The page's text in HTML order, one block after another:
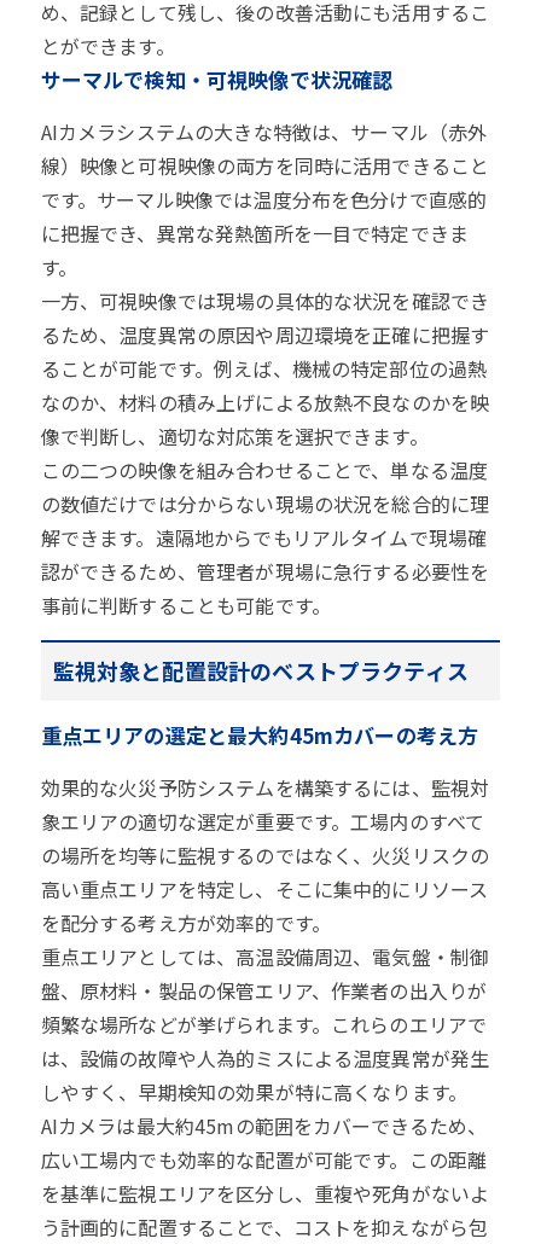
め、記録として残し、後の改善活動にも活用するこ
とができます。
サーマルで検知・可視映像で状況確認
AIカメラシステムの大きな特徴は、サーマル（赤外
線）映像と可視映像の両方を同時に活用できること
です。サーマル映像では温度分布を色分けで直感的
に把握でき、異常な発熱箇所を一目で特定できま
す。
一方、可視映像では現場の具体的な状況を確認でき
るため、温度異常の原因や周辺環境を正確に把握す
ることが可能です。例えば、機械の特定部位の過熱
なのか、材料の積み上げによる放熱不良なのかを映
像で判断し、適切な対応策を選択できます。
この二つの映像を組み合わせることで、単なる温度
の数値だけでは分からない現場の状況を総合的に理
解できます。遠隔地からでもリアルタイムで現場確
認ができるため、管理者が現場に急行する必要性を
事前に判断することも可能です。
監視対象と配置設計のベストプラクティス
重点エリアの選定と最大約45mカバーの考え方
効果的な火災予防システムを構築するには、監視対
象エリアの適切な選定が重要です。工場内のすべて
の場所を均等に監視するのではなく、火災リスクの
高い重点エリアを特定し、そこに集中的にリソース
を配分する考え方が効率的です。
重点エリアとしては、高温設備周辺、電気盤・制御
盤、原材料・製品の保管エリア、作業者の出入りが
頻繁な場所などが挙げられます。これらのエリアで
は、設備の故障や人為的ミスによる温度異常が発生
しやすく、早期検知の効果が特に高くなります。
AIカメラは最大約45mの範囲をカバーできるため、
広い工場内でも効率的な配置が可能です。この距離
を基準に監視エリアを区分し、重複や死角がないよ
う計画的に配置することで、コストを抑えながら包